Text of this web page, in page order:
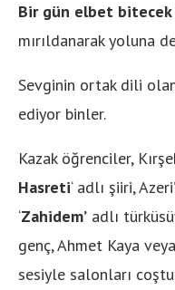
Bir gün elbet bitecek
mırıldanarak yoluna
Sevginin ortak dili
ediyor binler.
Kazak öğrenciler,
Hasreti‘ adlı şiiri,
‘Zahidem’ adlı
genç, Ahmet Kaya
sesiyle salonları